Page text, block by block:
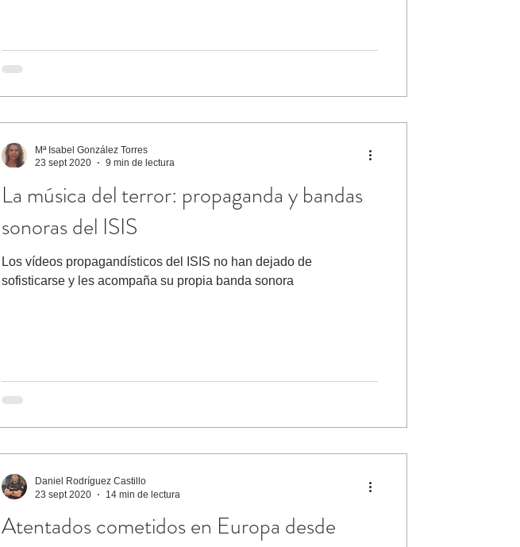
La música del terror: propaganda y bandas
sonoras del ISIS
Los vídeos propagandísticos del ISIS no han dejado de
sofisticarse y les acompaña su propia banda sonora
Mª Isabel González Torres
23 sept 2020
9 min de lectura
Atentados cometidos en Europa desde
Daniel Rodríguez Castillo
23 sept 2020
14 min de lectura